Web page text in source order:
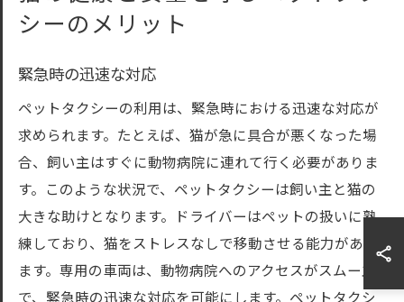
シーのメリット
緊急時の迅速な対応
ペットタクシーの利用は、緊急時における迅速な対応が
求められます。たとえば、猫が急に具合が悪くなった場
合、飼い主はすぐに動物病院に連れて行く必要がありま
す。このような状況で、ペットタクシーは飼い主と猫の
大きな助けとなります。ドライバーはペットの扱いに熟
練しており、猫をストレスなしで移動させる能力があり
ます。専用の車両は、動物病院へのアクセスがスムーズ
で、緊急時の迅速な対応を可能にします。ペットタクシ